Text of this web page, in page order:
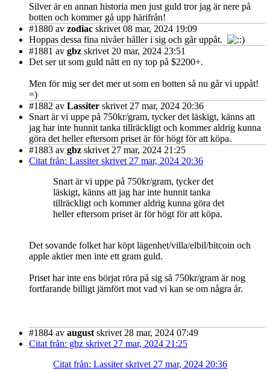
Silver är en annan historia men just guld tror jag är nere på
botten och kommer gå upp härifrån!
#1880 av zodiac skrivet 08 mar, 2024 19:09
Hoppas dessa fina nivåer håller i sig och går uppåt.
#1881 av gbz skrivet 20 mar, 2024 23:51
Det ser ut som guld nått en ny top på $2200+.
Men för mig ser det mer ut som en botten så nu går vi uppåt!
=)
#1882 av Lassiter skrivet 27 mar, 2024 20:36
Snart är vi uppe på 750kr/gram, tycker det läskigt, känns att
jag har inte hunnit tanka tillräckligt och kommer aldrig kunna
göra det heller eftersom priset är för högt för att köpa.
#1883 av gbz skrivet 27 mar, 2024 21:25
Citat från: Lassiter skrivet 27 mar, 2024 20:36
Snart är vi uppe på 750kr/gram, tycker det
läskigt, känns att jag har inte hunnit tanka
tillräckligt och kommer aldrig kunna göra det
heller eftersom priset är för högt för att köpa.
Det sovande folket har köpt lägenhet/villa/elbil/bitcoin och
apple aktier men inte ett gram guld.
Priset har inte ens börjat röra på sig så 750kr/gram är nog
fortfarande billigt jämfört mot vad vi kan se om några år.
#1884 av august skrivet 28 mar, 2024 07:49
Citat från: gbz skrivet 27 mar, 2024 21:25
Citat från: Lassiter skrivet 27 mar, 2024 20:36